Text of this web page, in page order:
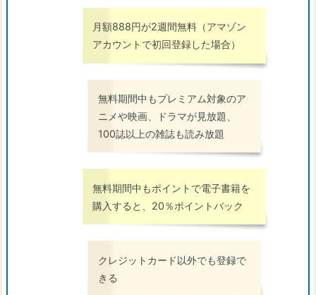
月額888円が2週間無料（アマゾン
アカウントで初回登録した場合）
無料期間中もプレミアム対象のア
ニメや映画、ドラマが見放題、
100誌以上の雑誌も読み放題
無料期間中もポイントで電子書籍を
購入すると、20％ポイントバック
クレジットカード以外でも登録で
きる